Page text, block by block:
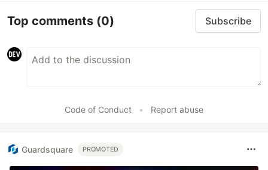
Top comments (0) Subscribe
Code of Conduct • Report abuse
Guardsquare PROMOTED